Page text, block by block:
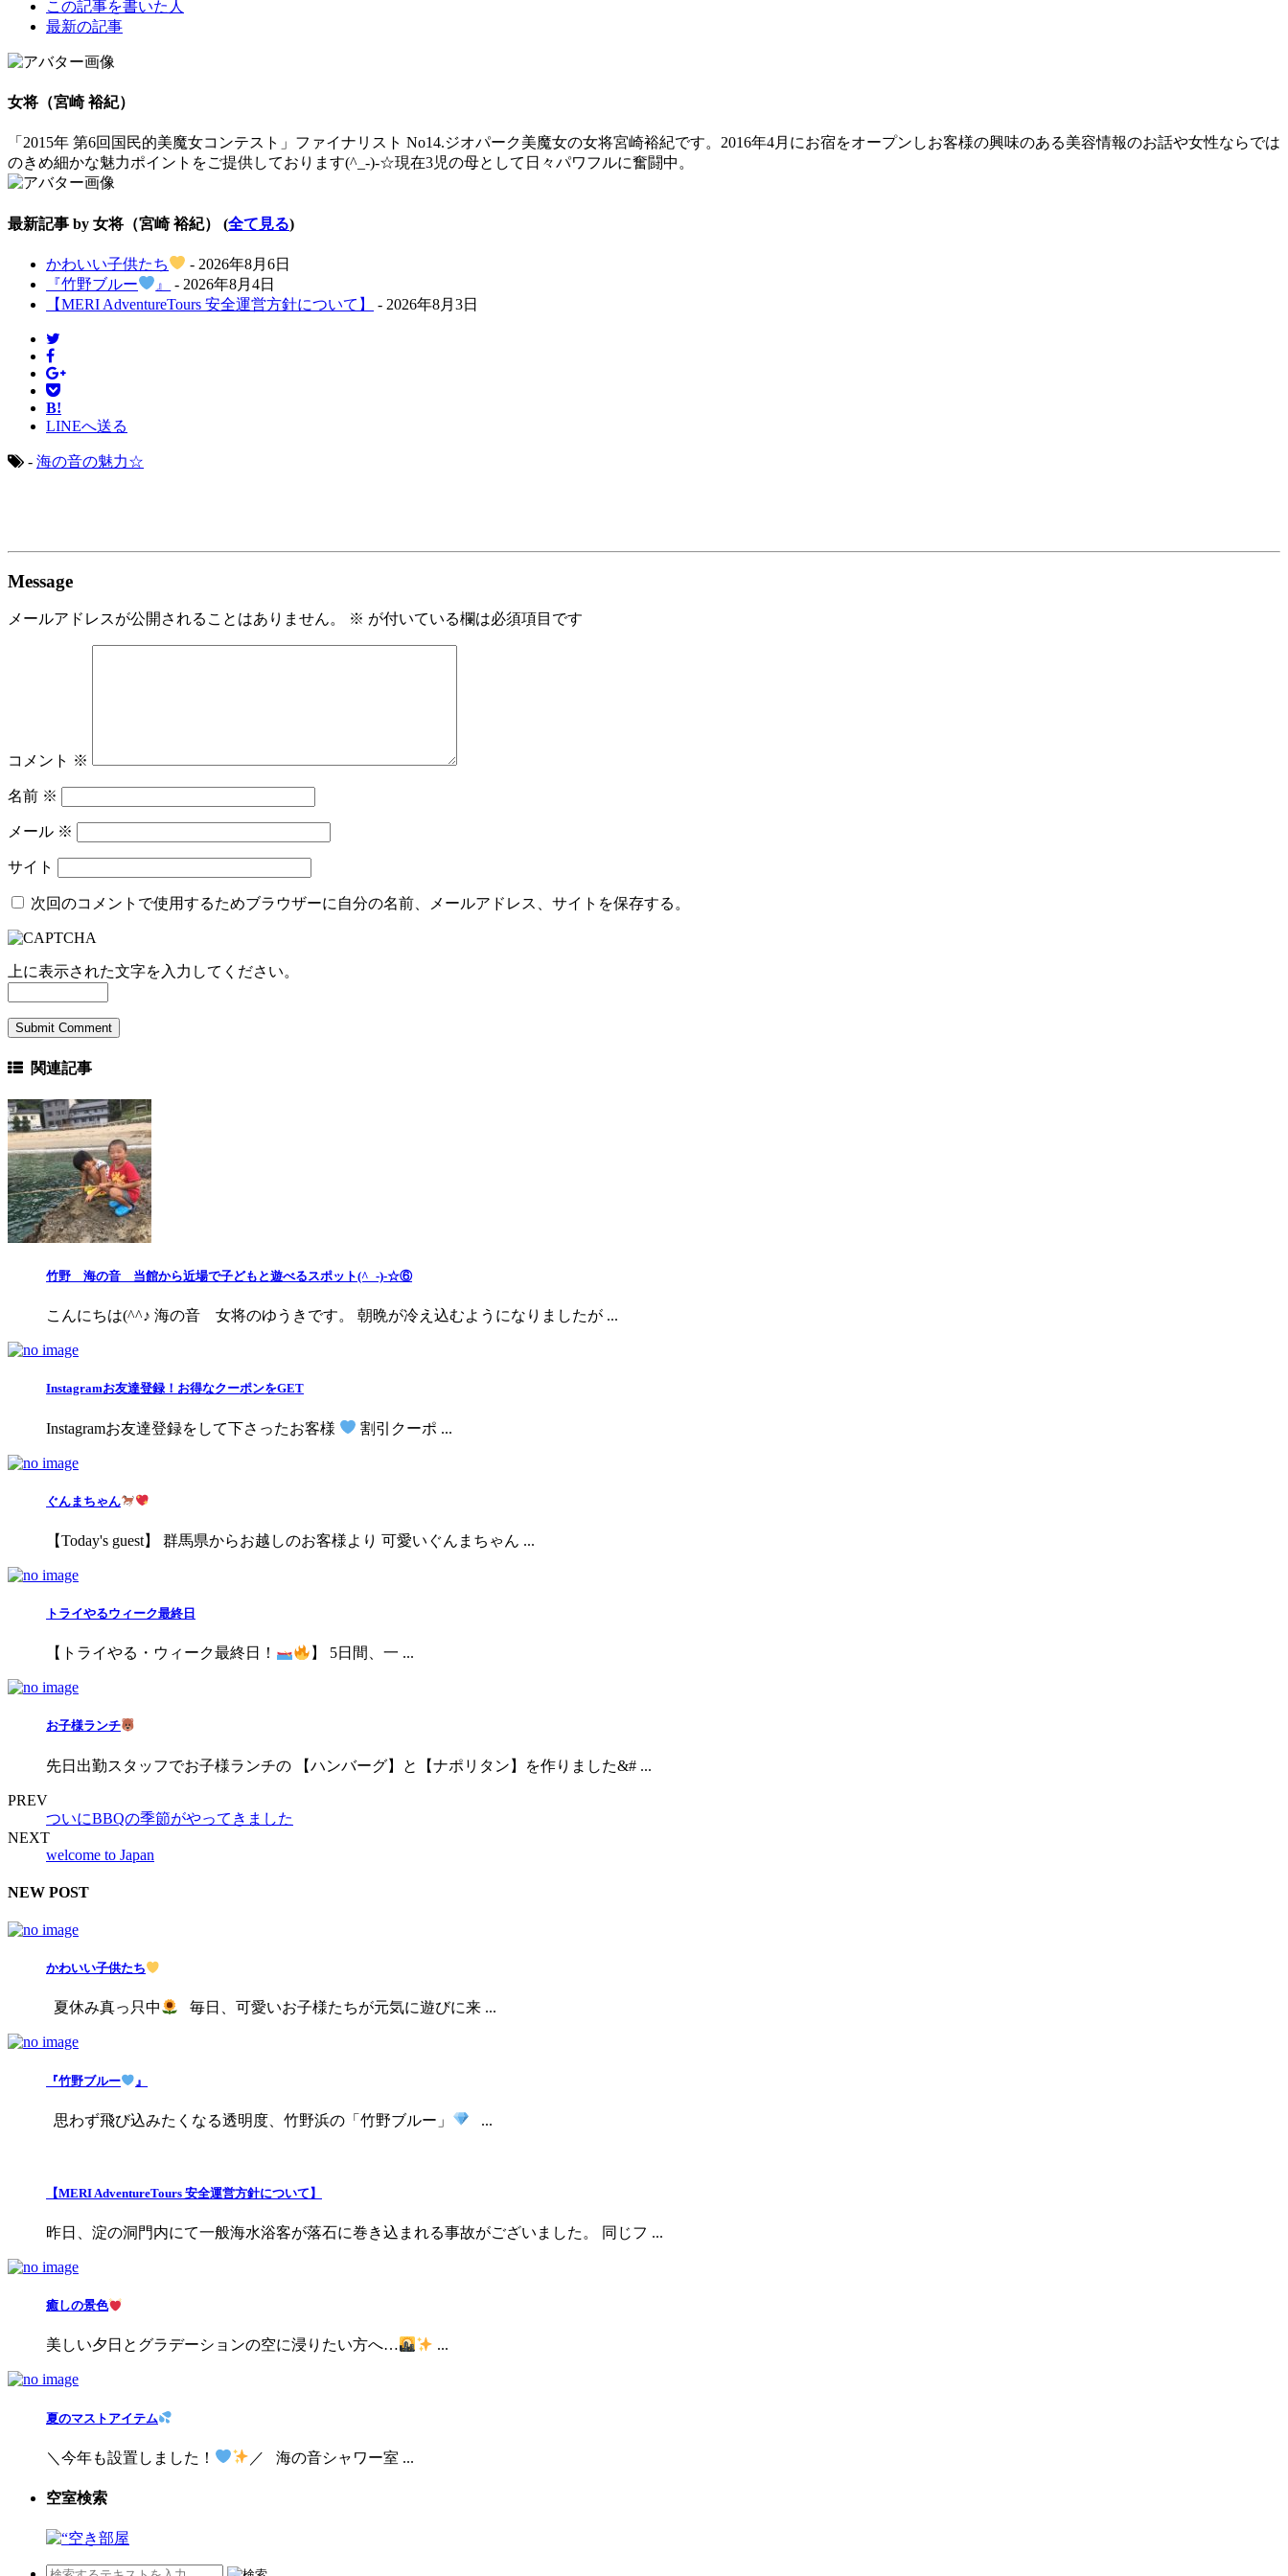
following
tabs
change
content
below.
この記事を書いた人
最新の記事
女将（宮崎 裕紀）
「2015年 第6回国民的美魔女コンテスト」ファイナリスト No14.ジオパーク美魔女の女将宮崎裕紀です。2016年4月にお宿をオープンしお客様の興味のある美容情報のお話や女性ならでは
のきめ細かな魅力ポイントをご提供しております(^_-)-☆現在3児の母として日々パワフルに奮闘中。
最新記事 by 女将（宮崎 裕紀） (全て見る)
かわいい子供たち
- 2026年8月6日
『竹野ブルー
』
- 2026年8月4日
【MERI AdventureTours 安全運営方針について】
- 2026年8月3日
B!
LINEへ送る
- 海の音の魅力☆
Message
メールアドレスが公開されることはありません。 ※ が付いている欄は必須項目です
コメント ※
名前 ※
メール ※
サイト
次回のコメントで使用するためブラウザーに自分の名前、メールアドレス、サイトを保存する。
上に表示された文字を入力してください。
関連記事
竹野 海の音 当館から近場で子どもと遊べるスポット(^_-)-☆⑥
こんにちは(^^♪ 海の音 女将のゆうきです。 朝晩が冷え込むようになりましたが ...
Instagramお友達登録！お得なクーポンをGET
Instagramお友達登録をして下さったお客様 割引クーポ ...
ぐんまちゃん
【Today's guest】 群馬県からお越しのお客様より 可愛いぐんまちゃん ...
トライやるウィーク最終日
【トライやる・ウィーク最終日！ 】 5日間、一 ...
お子様ランチ
先日出勤スタッフでお子様ランチの 【ハンバーグ】と【ナポリタン】を作りました&# ...
PREV
ついにBBQの季節がやってきました
NEXT
welcome to Japan
NEW POST
かわいい子供たち
夏休み真っ只中 毎日、可愛いお子様たちが元気に遊びに来 ...
『竹野ブルー 』
思わず飛び込みたくなる透明度、竹野浜の「竹野ブルー」 ...
【MERI AdventureTours 安全運営方針について】
昨日、淀の洞門内にて一般海水浴客が落石に巻き込まれる事故がございました。 同じフ ...
癒しの景色
美しい夕日とグラデーションの空に浸りたい方へ… ...
夏のマストアイテム
＼今年も設置しました！ ／ 海の音シャワー室 ...
空室検索